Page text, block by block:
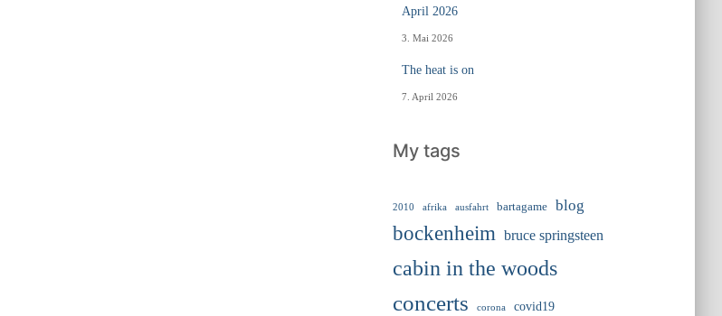
April 2026
3. Mai 2026
The heat is on
7. April 2026
My tags
2010 afrika ausfahrt bartagame blog
bockenheim bruce springsteen
cabin in the woods
concerts
corona covid19